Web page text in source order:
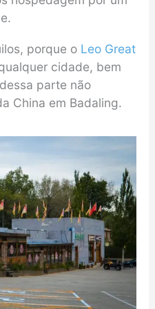
porque o Leo Great
cidade, bem
parte não
China em Badaling.